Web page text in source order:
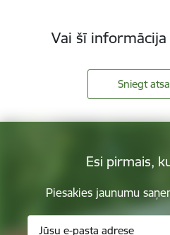
Vai šī
Sniegt
Esi pirmais,
Piesakies jaunumu